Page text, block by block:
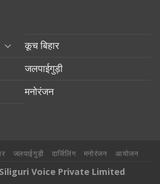
कूच बिहार
जलपाईगुड़ी
मनोरंजन
जलपाईगुड़ी दार्जिलिंग मनोरंजन आयोजन
Siliguri Voice Private Limited